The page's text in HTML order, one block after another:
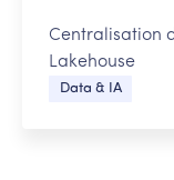
Centralisation
Lakehouse
Data & IA